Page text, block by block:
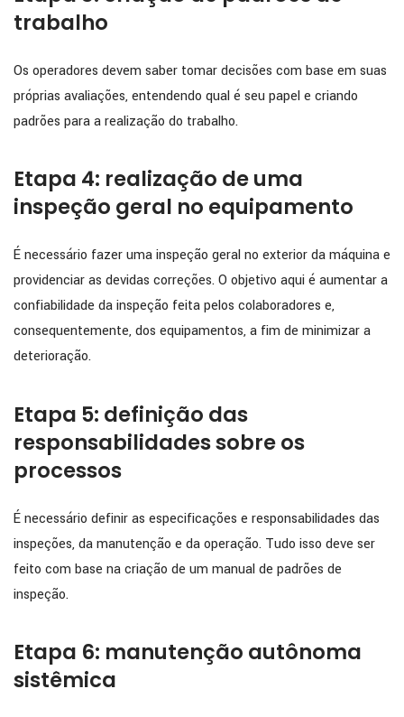
trabalho
Os operadores devem saber tomar decisões com base em suas
próprias avaliações, entendendo qual é seu papel e criando
padrões para a realização do trabalho.
Etapa 4: realização de uma
inspeção geral no equipamento
É necessário fazer uma inspeção geral no exterior da máquina e
providenciar as devidas correções. O objetivo aqui é aumentar a
confiabilidade da inspeção feita pelos colaboradores e,
consequentemente, dos equipamentos, a fim de minimizar a
deterioração.
Etapa 5: definição das
responsabilidades sobre os
processos
É necessário definir as especificações e responsabilidades das
inspeções, da manutenção e da operação. Tudo isso deve ser
feito com base na criação de um manual de padrões de
inspeção.
Etapa 6: manutenção autônoma
sistêmica